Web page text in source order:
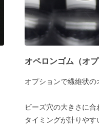
オペロンゴム（オプ
オプションで繊維状の
ビーズ穴の大きさに
タイミングが計りやす